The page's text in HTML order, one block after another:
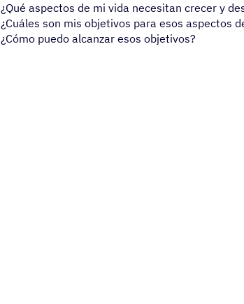
¿Qué aspectos de mi vida necesitan crecer y
¿Cuáles son mis objetivos para esos aspectos
¿Cómo puedo alcanzar esos objetivos?